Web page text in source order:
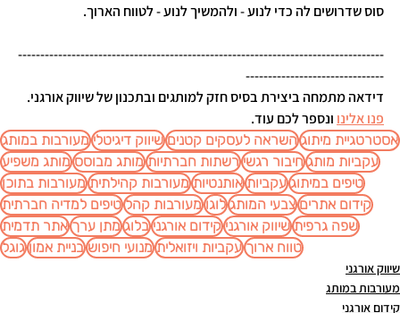
סוס שדרושים לה כדי לנוע - ולהמשיך לנוע - לטווח הארוך.
----------------------------------------------------------------------------------
-------------------------------
דידאה מתמחה ביצירת בסיס חזק למותגים ובתכנון של שיווק אורגני.
פנו אלינו ונספר לכם עוד.
אסטרטגיית מיתוג השראה לעסקים קטנים שיווק דיגיטלי מעורבות במותג
עקביות מותג חיבור רגשי רשתות חברתיות מותג מבוסס מותג משפיע
טיפים במיתוג עקביות אותנטיות מעורבות קהילתית מעורבות בתוכן
קידום אתרים צבעי המותג לוגו מעורבות קהל טיפים למדיה חברתית
שפה גרפית שיווק אורגני קידום אורגני בלוג מתן ערך אתר תדמית
טווח ארוך עקביות ויזואלית מנועי חיפוש בניית אמון גוגל
שיווק אורגני
מעורבות במותג
קידום אורגני